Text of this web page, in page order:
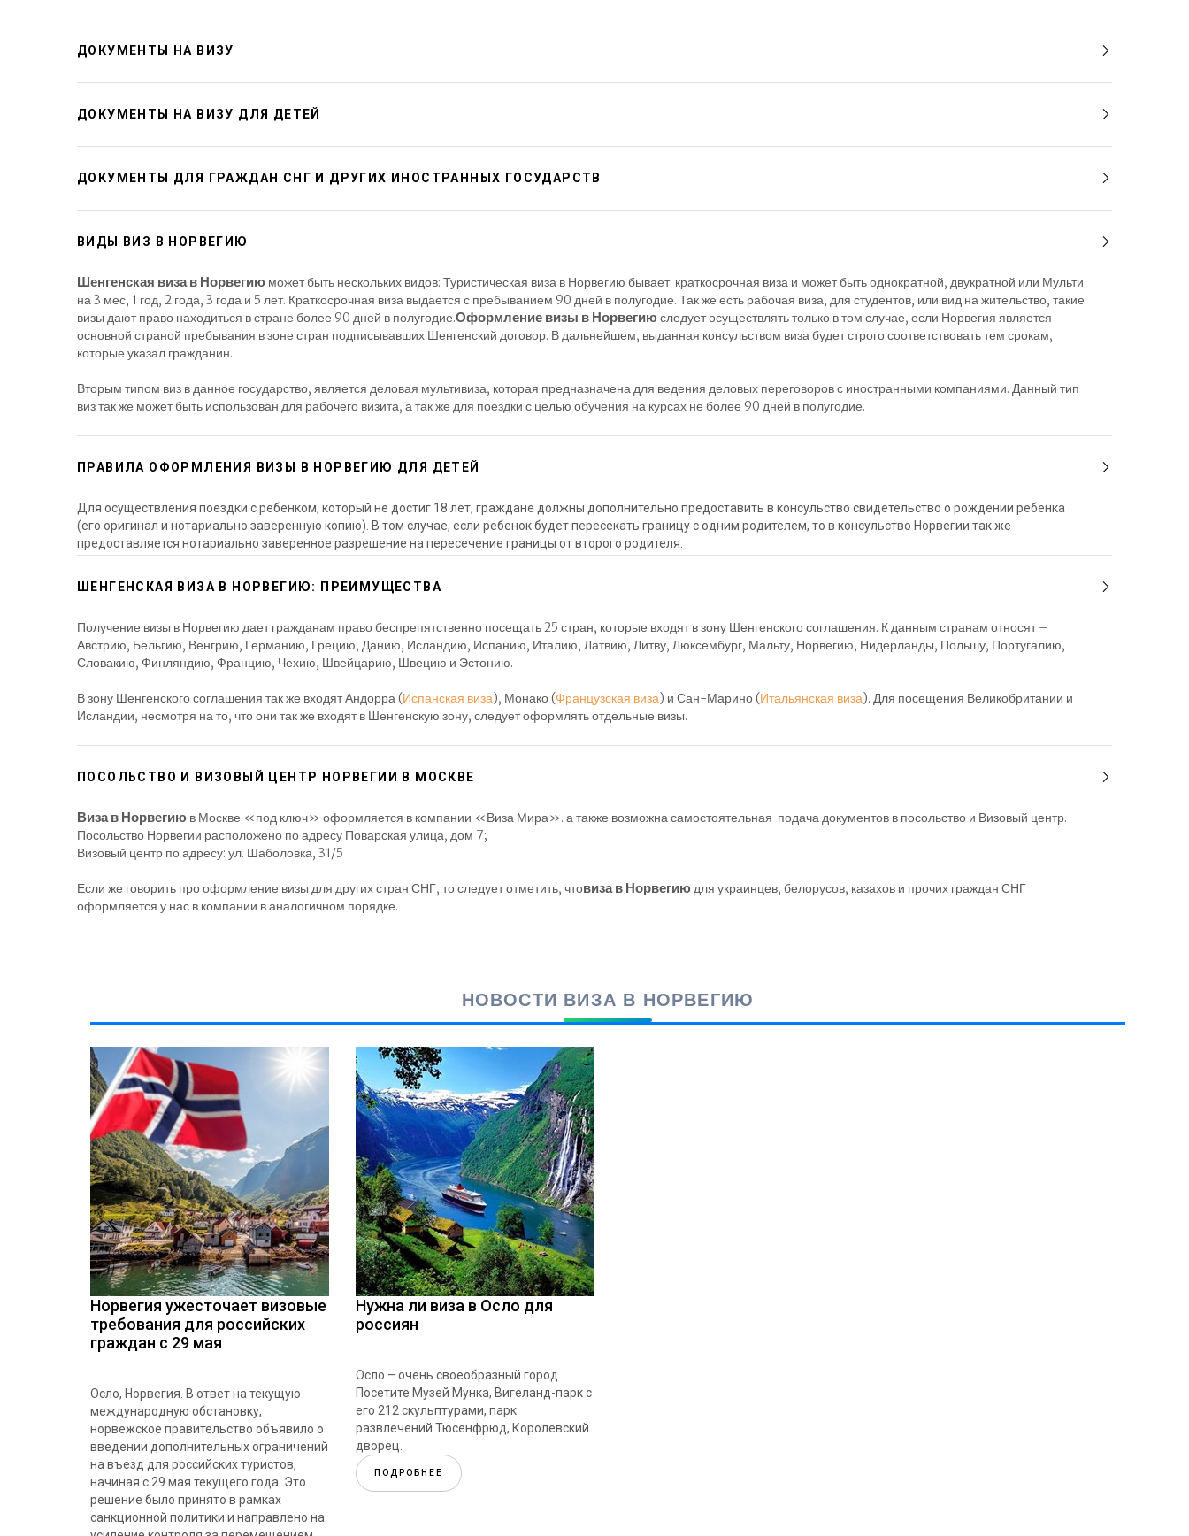
ДОКУМЕНТЫ НА ВИЗУ
ДОКУМЕНТЫ НА ВИЗУ ДЛЯ ДЕТЕЙ
ДОКУМЕНТЫ ДЛЯ ГРАЖДАН СНГ И ДРУГИХ ИНОСТРАННЫХ ГОСУДАРСТВ
ВИДЫ ВИЗ В НОРВЕГИЮ
Шенгенская виза в Норвегию может быть нескольких видов: Туристическая виза в Норвегию бывает: краткосрочная виза и может быть однократной, двукратной или Мульти
на 3 мес, 1 год, 2 года, 3 года и 5 лет. Краткосрочная виза выдается с пребыванием 90 дней в полугодие. Так же есть рабочая виза, для студентов, или вид на жительство, такие
визы дают право находиться в стране более 90 дней в полугодие.Оформление визы в Норвегиюследует осуществлять только в том случае, если Норвегия является
основной страной пребывания в зоне стран подписывавших Шенгенский договор. В дальнейшем, выданная консульством виза будет строго соответствовать тем срокам,
которые указал гражданин.
Вторым типом виз в данное государство, является деловая мультивиза, которая предназначена для ведения деловых переговоров с иностранными компаниями. Данный тип
виз так же может быть использован для рабочего визита, а так же для поездки с целью обучения на курсах не более 90 дней в полугодие.
ПРАВИЛА ОФОРМЛЕНИЯ ВИЗЫ В НОРВЕГИЮ ДЛЯ ДЕТЕЙ
Для осуществления поездки с ребенком, который не достиг 18 лет, граждане должны дополнительно предоставить в консульство свидетельство о рождении ребенка
(его оригинал и нотариально заверенную копию). В том случае, если ребенок будет пересекать границу с одним родителем, то в консульство Норвегии так же
предоставляется нотариально заверенное разрешение на пересечение границы от второго родителя.
ШЕНГЕНСКАЯ ВИЗА В НОРВЕГИЮ: ПРЕИМУЩЕСТВА
Получение визы в Норвегию дает гражданам право беспрепятственно посещать 25 стран, которые входят в зону Шенгенского соглашения. К данным странам относят –
Австрию, Бельгию, Венгрию, Германию, Грецию, Данию, Исландию, Испанию, Италию, Латвию, Литву, Люксембург, Мальту, Норвегию, Нидерланды, Польшу, Португалию,
Словакию, Финляндию, Францию, Чехию, Швейцарию, Швецию и Эстонию.
В зону Шенгенского соглашения так же входят Андорра (Испанская виза), Монако (Французская виза) и Сан-Марино (Итальянская виза). Для посещения Великобритании и
Исландии, несмотря на то, что они так же входят в Шенгенскую зону, следует оформлять отдельные визы.
ПОСОЛЬСТВО И ВИЗОВЫЙ ЦЕНТР НОРВЕГИИ В МОСКВЕ
Виза в Норвегию в Москве «под ключ» оформляется в компании «Виза Мира». а также возможна самостоятельная подача документов в посольство и Визовый центр.
Посольство Норвегии расположено по адресу Поварская улица, дом 7;
Визовый центр по адресу: ул. Шаболовка, 31/5
Если же говорить про оформление визы для других стран СНГ, то следует отметить, чтовиза в Норвегию для украинцев, белорусов, казахов и прочих граждан СНГ
оформляется у нас в компании в аналогичном порядке.
НОВОСТИ ВИЗА В НОРВЕГИЮ
Норвегия ужесточает визовые
требования для российских
граждан с 29 мая
Осло, Норвегия. В ответ на текущую
международную обстановку,
норвежское правительство объявило о
введении дополнительных ограничений
на въезд для российских туристов,
начиная с 29 мая текущего года. Это
решение было принято в рамках
санкционной политики и направлено на
Нужна ли виза в Осло для
россиян
Осло – очень своеобразный город.
Посетите Музей Мунка, Вигеланд-парк с
его 212 скульптурами, парк
развлечений Тюсенфрюд, Королевский
дворец.
ПОДРОБНЕЕ